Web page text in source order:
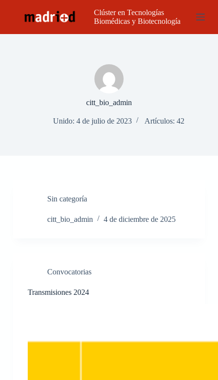
t
Clúster en Tecnologías
Biomédicas y Biotecnología
citt_bio_admin
Unido: 4 de julio de 2023 Artículos: 42
Sin categoría
citt_bio_admin 4 de diciembre de 2025
Convocatorias
Transmisiones 2024